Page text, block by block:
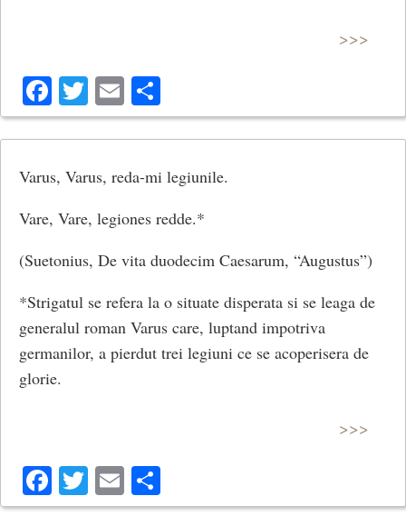
>>>
Facebook
Twitter
Email
Varus, Varus, reda-mi legiunile.
Vare, Vare, legiones redde.*
(Suetonius, De vita duodecim Caesarum, “Augustus”)
*Strigatul se refera la o situate disperata si se leaga de
generalul roman Varus care, luptand impotriva
germanilor, a pierdut trei legiuni ce se acoperisera de
glorie.
>>>
Facebook
Twitter
Email